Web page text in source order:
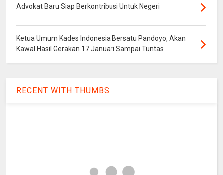
Advokat Baru Siap Berkontribusi Untuk Negeri
Ketua Umum Kades Indonesia Bersatu Pandoyo, Akan
Kawal Hasil Gerakan 17 Januari Sampai Tuntas
RECENT WITH THUMBS